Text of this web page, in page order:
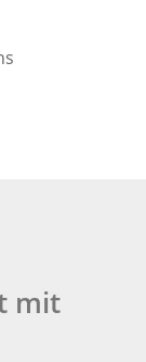
mit